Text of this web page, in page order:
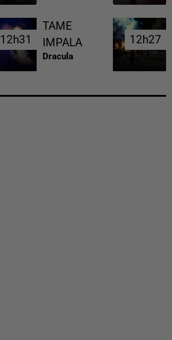
12h31
12h31
TAME
IMPALA
Dracula
12h27
12h27